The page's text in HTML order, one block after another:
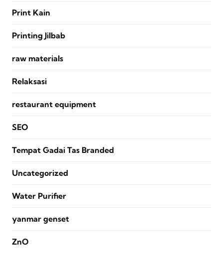
Print Kain
Printing Jilbab
raw materials
Relaksasi
restaurant equipment
SEO
Tempat Gadai Tas Branded
Uncategorized
Water Purifier
yanmar genset
ZnO